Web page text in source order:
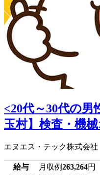
<20代～30代の男
玉村】検査・機
エヌエス・テック株式会社
給与 月収例263,264円